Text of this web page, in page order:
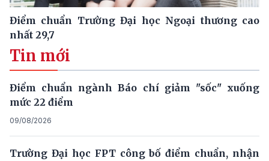
Điểm chuẩn Trường Đại học Ngoại thương cao
nhất 29,7
Tin mới
Điểm chuẩn ngành Báo chí giảm "sốc" xuống
mức 22 điểm
09/08/2026
Trường Đại học FPT công bố điểm chuẩn, nhận